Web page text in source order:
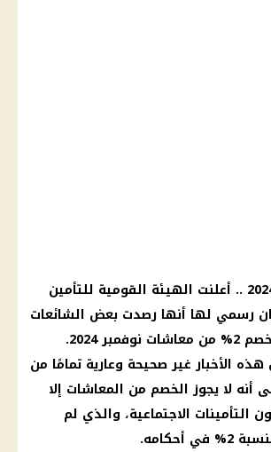
.. أعلنت الهيئة القومية للتأمين
رسمي لها أنها رصدت بعض الشائعات
من
معاشات نوفمبر 2024
.
هذه الأخبارغير صحيحة وعارية تمامًا من
أنه لا يجوزالخصم من المعاشات إلا
التأمينات الاجتماعية، والذي لم